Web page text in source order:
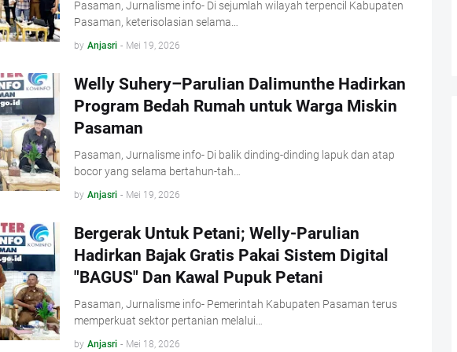
Pasaman, Jurnalisme info- Di sejumlah wilayah terpencil Kabupaten
Pasaman, keterisolasian selama…
by Anjasri - Mei 19, 2026
Welly Suhery–Parulian Dalimunthe Hadirkan
Program Bedah Rumah untuk Warga Miskin
Pasaman
Pasaman, Jurnalisme info- Di balik dinding-dinding lapuk dan atap
bocor yang selama bertahun-tah…
by Anjasri - Mei 19, 2026
Bergerak Untuk Petani; Welly-Parulian
Hadirkan Bajak Gratis Pakai Sistem Digital
"BAGUS" Dan Kawal Pupuk Petani
Pasaman, Jurnalisme info- Pemerintah Kabupaten Pasaman terus
memperkuat sektor pertanian melalui…
by Anjasri - Mei 18, 2026